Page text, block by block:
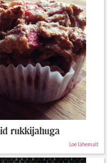
rukkijahuga
Loe lähemalt